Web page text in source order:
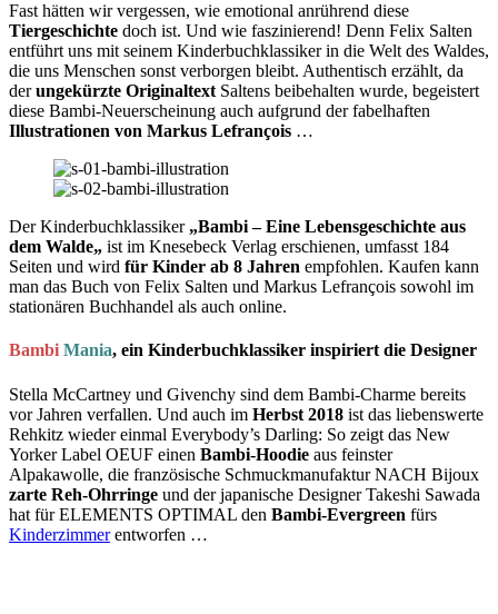
Fast hätten wir vergessen, wie emotional anrührend diese
Tiergeschichte doch ist. Und wie faszinierend! Denn Felix Salten
entführt uns mit seinem Kinderbuchklassiker in die Welt des Waldes,
die uns Menschen sonst verborgen bleibt. Authentisch erzählt, da
derungekürzte Originaltext Saltens beibehalten wurde, begeistert
diese Bambi-Neuerscheinung auch aufgrund der fabelhaften
Illustrationen von Markus Lefrançois …
Der Kinderbuchklassiker „Bambi –Eine Lebensgeschichte aus
dem Walde„ ist im Knesebeck Verlag erschienen, umfasst 184
Seiten und wird für Kinder ab 8 Jahren empfohlen. Kaufen kann
man das Buch von Felix Salten und Markus Lefrançois sowohl im
stationären Buchhandel als auch online.
Bambi Mania, ein Kinderbuchklassiker inspiriert die Designer
Stella McCartney und Givenchy sind dem Bambi-Charme bereits
vor Jahren verfallen. Und auch im Herbst 2018 ist das liebenswerte
Rehkitz wieder einmal Everybody’s Darling: So zeigt das New
Yorker Label OEUF einen Bambi-Hoodie aus feinster
Alpakawolle, die französische Schmuckmanufaktur NACH Bijoux
zarte Reh-Ohrringe und der japanische Designer Takeshi Sawada
hat für ELEMENTS OPTIMAL den Bambi-Evergreen fürs
Kinderzimmerentworfen …